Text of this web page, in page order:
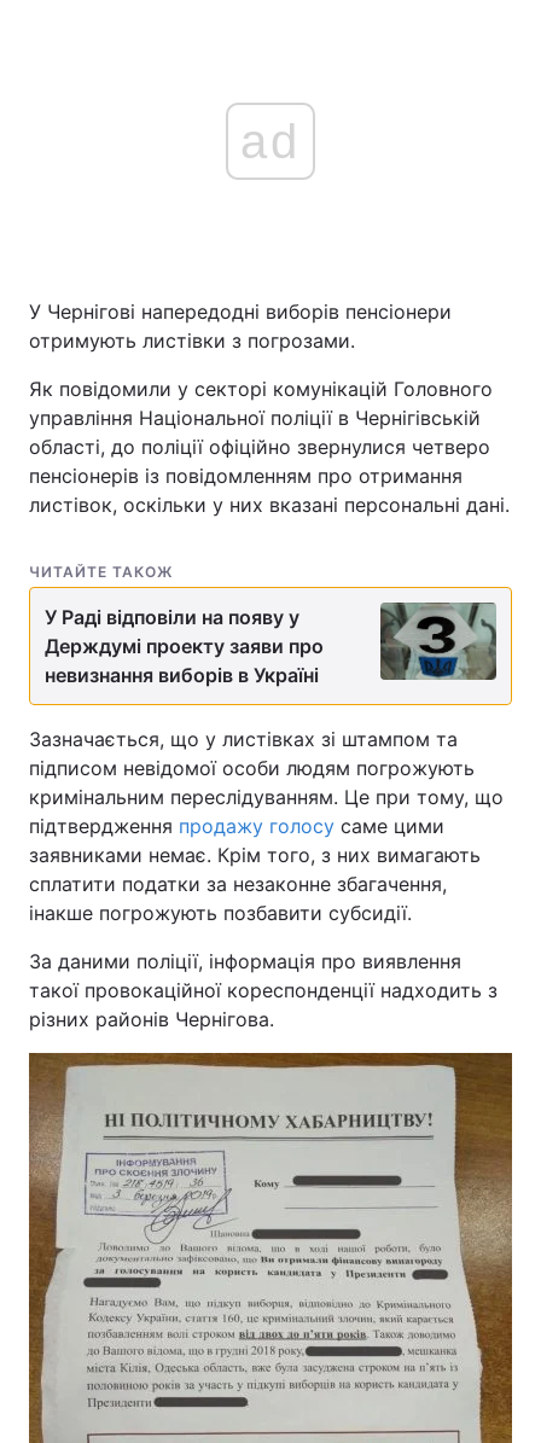
ad
У Чернігові напередодні виборів пенсіонери
отримують листівки з погрозами.
Як повідомили у секторі комунікацій Головного
управління Національної поліції в Чернігівській
області, до поліції офіційно звернулися четверо
пенсіонерів із повідомленням про отримання
листівок, оскільки у них вказані персональні дані.
ЧИТАЙТЕ ТАКОЖ
У Раді відповіли на появу у
Держдумі проекту заяви про
невизнання виборів в Україні
Зазначається, що у листівках зі штампом та
підписом невідомої особи людям погрожують
кримінальним переслідуванням. Це при тому, що
підтвердження продажу голосу саме цими
заявниками немає. Крім того, з них вимагають
сплатити податки за незаконне збагачення,
інакше погрожують позбавити субсидії.
За даними поліції, інформація про виявлення
такої провокаційної кореспонденції надходить з
різних районів Чернігова.